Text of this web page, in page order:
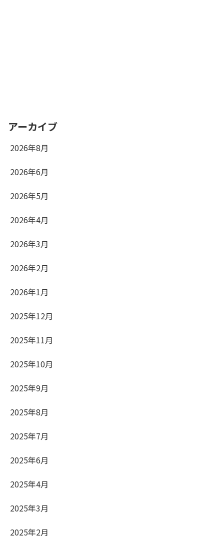
アーカイブ
2026年8月
2026年6月
2026年5月
2026年4月
2026年3月
2026年2月
2026年1月
2025年12月
2025年11月
2025年10月
2025年9月
2025年8月
2025年7月
2025年6月
2025年4月
2025年3月
2025年2月